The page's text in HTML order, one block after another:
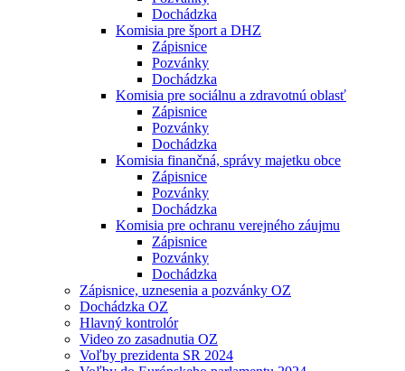
Dochádzka
Komisia pre šport a DHZ
Zápisnice
Pozvánky
Dochádzka
Komisia pre sociálnu a zdravotnú oblasť
Zápisnice
Pozvánky
Dochádzka
Komisia finančná, správy majetku obce
Zápisnice
Pozvánky
Dochádzka
Komisia pre ochranu verejného záujmu
Zápisnice
Pozvánky
Dochádzka
Zápisnice, uznesenia a pozvánky OZ
Dochádzka OZ
Hlavný kontrolór
Video zo zasadnutia OZ
Voľby prezidenta SR 2024